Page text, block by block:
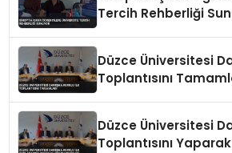
Tercih Rehberliği
Düzce Üniversitesi
Toplantısını
Düzce Üniversitesi
Toplantısını